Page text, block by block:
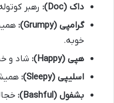
داک (Doc):
رهبر
گرامپی (Grumpy):
خوبه.
هپی (Happy):
شاد و
اسلیپی (Sleepy):
بشفول (Bashful):